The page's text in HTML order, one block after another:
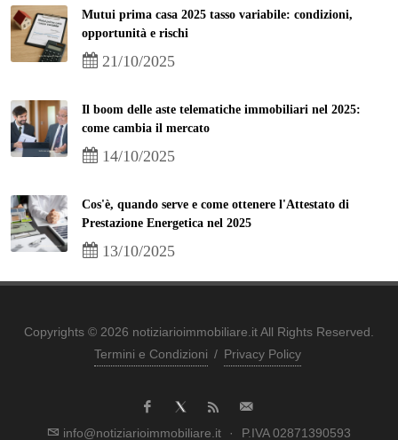
Mutui prima casa 2025 tasso variabile: condizioni,
opportunità e rischi
21/10/2025
Il boom delle aste telematiche immobiliari nel 2025:
come cambia il mercato
14/10/2025
Cos'è, quando serve e come ottenere l'Attestato di
Prestazione Energetica nel 2025
13/10/2025
Copyrights © 2026 notiziarioimmobiliare.it All Rights Reserved.
Termini e Condizioni / Privacy Policy
info@notiziarioimmobiliare.it · P.IVA 02871390593